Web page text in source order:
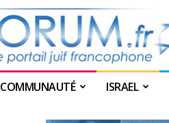
COMMUNAUTÉ ISRAEL